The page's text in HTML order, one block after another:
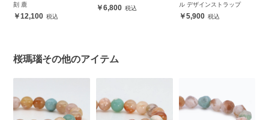
刻 鹿
12,100
6,800
ル デザインストラップ
5,900
桜瑪瑙その他のアイテム